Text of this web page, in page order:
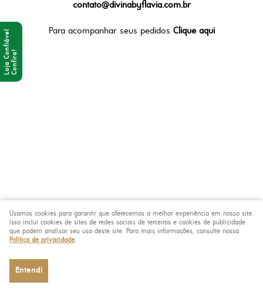
contato@divinabyflavia.com.br
Para acompanhar seus pedidos Clique aqui
Usamos cookies para garantir que oferecemos a melhor experiência em nosso site.
Isso inclui cookies de sites de redes sociais de terceiros e cookies de publicidade
que podem analisar seu uso deste site. Para mais informações, consulte nossa
Política de privacidade.
Entendi